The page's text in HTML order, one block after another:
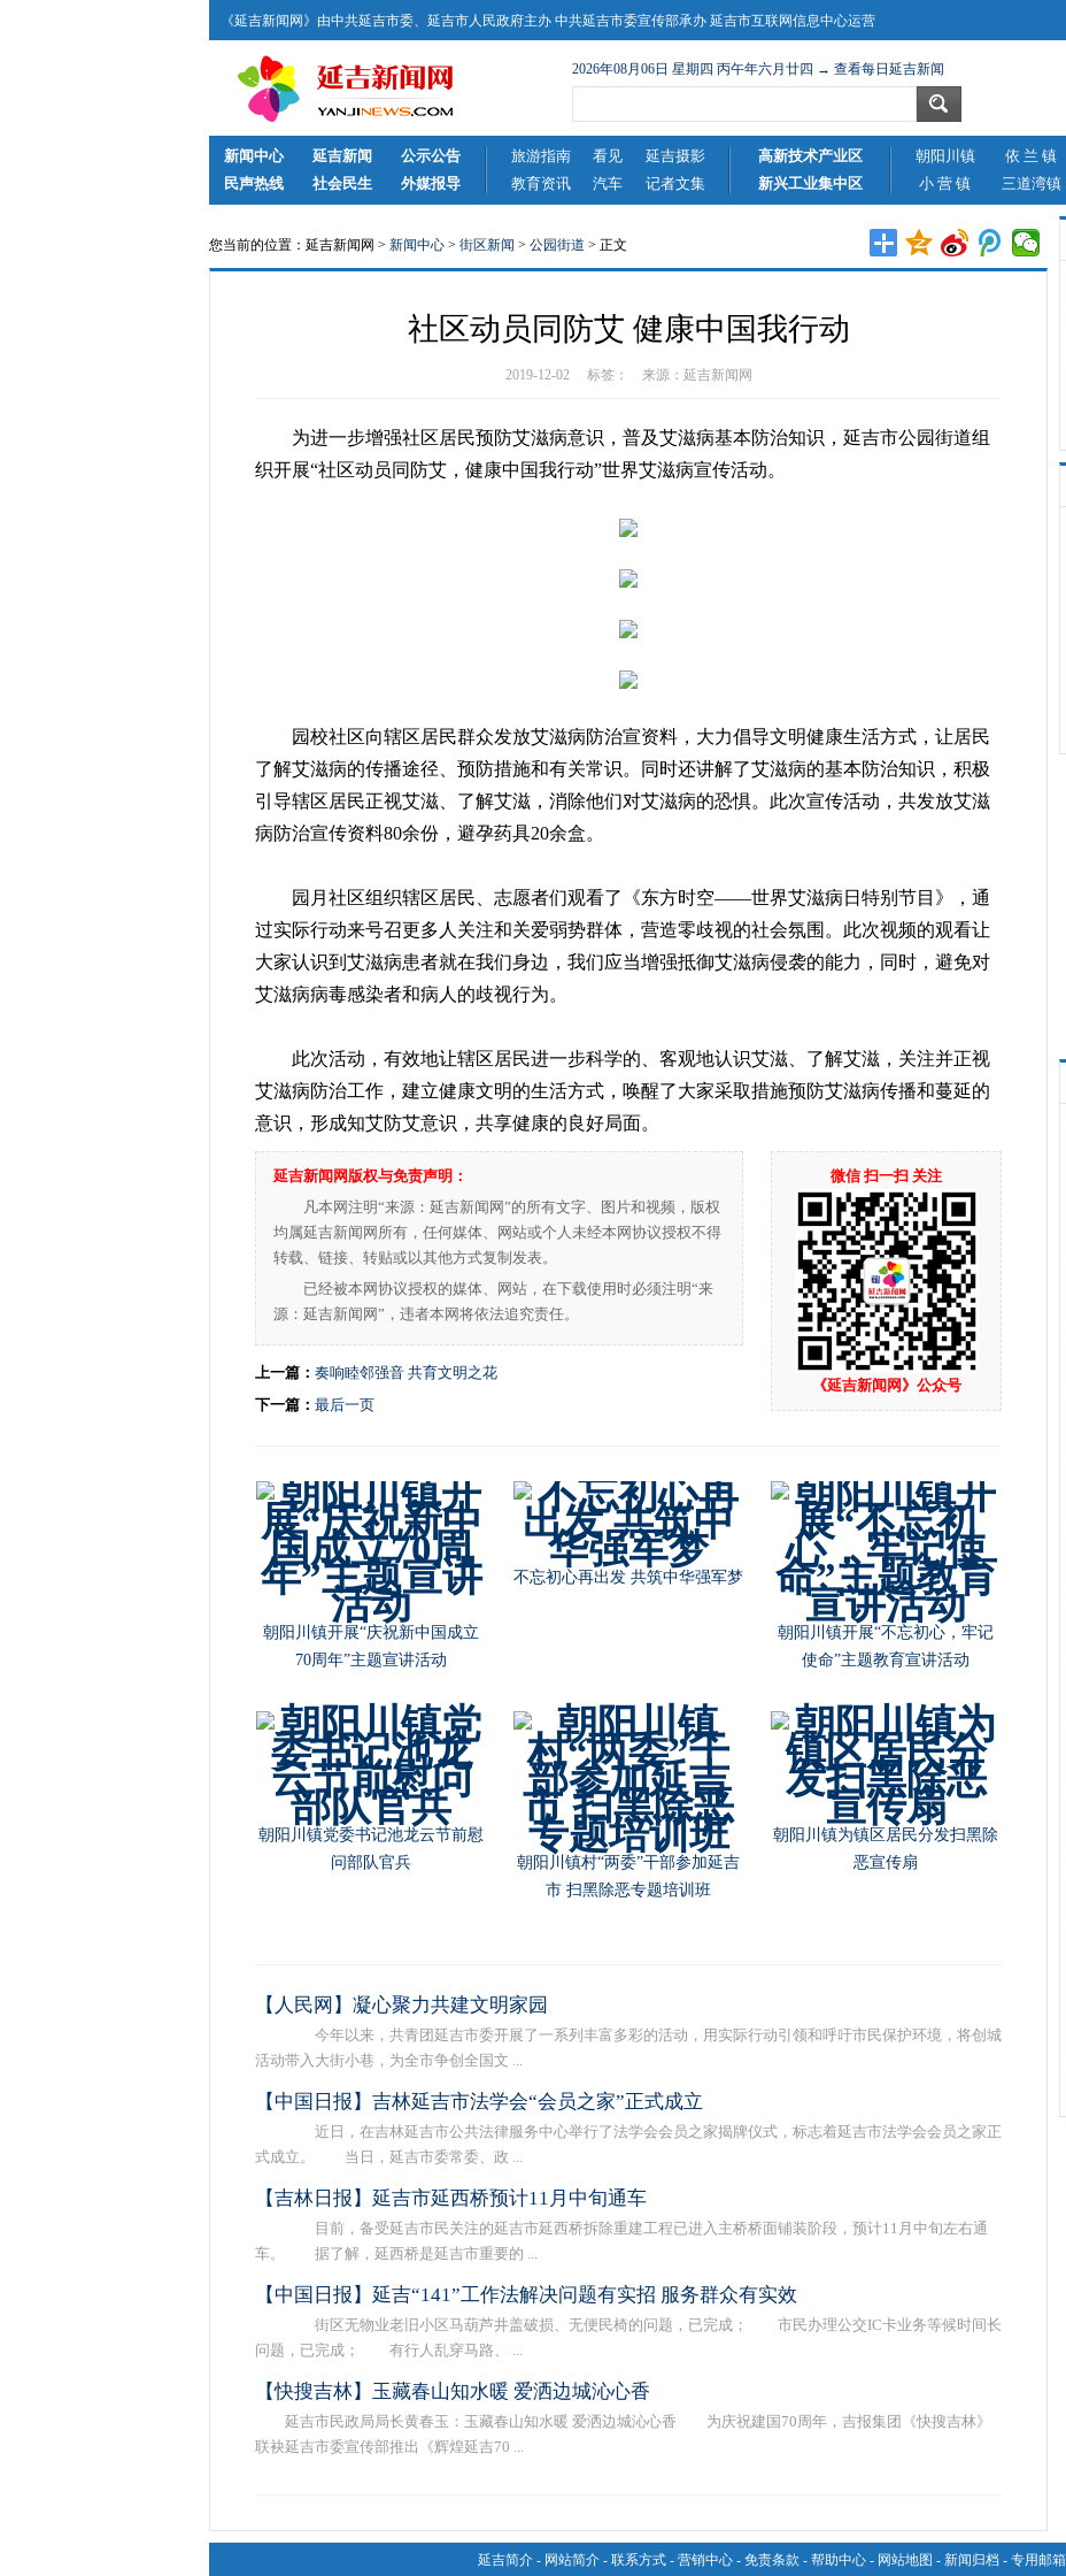
《延吉新闻网》由中共延吉市委、延吉市人民政府主办 中共延吉市委宣传部承办 延吉市互联网信息中心运营
2026年08月06日 星期四 丙午年六月廿四 → 查看每日延吉新闻
新闻中心 延吉新闻 公示公告 旅游指南 看见 延吉摄影 高新技术产业区 朝阳川镇 依 兰 镇
民声热线
社会民生 外媒报导 教育资讯 汽车 记者文集 新兴工业集中区 小 营 镇 三道湾镇
您当前的位置：延吉新闻网 > 新闻中心 > 街区新闻 > 公园街道 > 正文
社区动员同防艾 健康中国我行动
2019-12-02 标签： 来源： 延吉新闻网
为进一步增强社区居民预防艾滋病意识，普及艾滋病基本防治知识，延吉市公园街道组
织开展“社区动员同防艾，健康中国我行动”世界艾滋病宣传活动。
园校社区向辖区居民群众发放艾滋病防治宣资料，大力倡导文明健康生活方式，让居民
了解艾滋病的传播途径、预防措施和有关常识。同时还讲解了艾滋病的基本防治知识，积极
引导辖区居民正视艾滋、了解艾滋，消除他们对艾滋病的恐惧。此次宣传活动，共发放艾滋
病防治宣传资料80余份，避孕药具20余盒。
园月社区组织辖区居民、志愿者们观看了《东方时空——世界艾滋病日特别节目》，通
过实际行动来号召更多人关注和关爱弱势群体，营造零歧视的社会氛围。此次视频的观看让
大家认识到艾滋病患者就在我们身边，我们应当增强抵御艾滋病侵袭的能力，同时，避免对
艾滋病病毒感染者和病人的歧视行为。
此次活动，有效地让辖区居民进一步科学的、客观地认识艾滋、了解艾滋，关注并正视
艾滋病防治工作，建立健康文明的生活方式，唤醒了大家采取措施预防艾滋病传播和蔓延的
意识，形成知艾防艾意识，共享健康的良好局面。
微信 扫一扫 关注
《延吉新闻网》公众号
延吉新闻网版权与免责声明：
凡本网注明“来源：延吉新闻网”的所有文字、图片和视频，版权
均属延吉新闻网所有，任何媒体、网站或个人未经本网协议授权不得
转载、链接、转贴或以其他方式复制发表。
已经被本网协议授权的媒体、网站，在下载使用时必须注明“来
源：延吉新闻网”，违者本网将依法追究责任。
上一篇： 奏响睦邻强音 共育文明之花
下一篇： 最后一页
朝阳川镇开展“庆祝新中国成立
70周年”主题宣讲活动
不忘初心再出发 共筑中华强军梦
朝阳川镇开展“不忘初心，牢记
使命”主题教育宣讲活动
朝阳川镇党委书记池龙云节前慰
问部队官兵
朝阳川镇村“两委”干部参加延吉
市 扫黑除恶专题培训班
朝阳川镇为镇区居民分发扫黑除
恶宣传扇
【人民网】凝心聚力共建文明家园
今年以来，共青团延吉市委开展了一系列丰富多彩的活动，用实际行动引领和呼吁市民保护环境，将创城
活动带入大街小巷，为全市争创全国文 ...
【中国日报】吉林延吉市法学会“会员之家”正式成立
近日，在吉林延吉市公共法律服务中心举行了法学会会员之家揭牌仪式，标志着延吉市法学会会员之家正
式成立。 当日，延吉市委常委、政 ...
【吉林日报】延吉市延西桥预计11月中旬通车
目前，备受延吉市民关注的延吉市延西桥拆除重建工程已进入主桥桥面铺装阶段，预计11月中旬左右通
车。 据了解，延西桥是延吉市重要的 ...
【中国日报】延吉“141”工作法解决问题有实招 服务群众有实效
街区无物业老旧小区马葫芦井盖破损、无便民椅的问题，已完成； 市民办理公交IC卡业务等候时间长
问题，已完成； 有行人乱穿马路、 ...
【快搜吉林】玉藏春山知水暖 爱洒边城沁心香
延吉市民政局局长黄春玉：玉藏春山知水暖 爱洒边城沁心香 为庆祝建国70周年，吉报集团《快搜吉林》
联袂延吉市委宣传部推出《辉煌延吉70 ...
延吉简介 - 网站简介 - 联系方式 - 营销中心 - 免责条款 - 帮助中心 - 网站地图 - 新闻归档 - 专用邮箱